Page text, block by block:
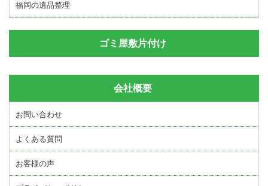
福岡の遺品整理
ゴミ屋敷片付け
会社概要
お問い合わせ
よくある質問
お客様の声